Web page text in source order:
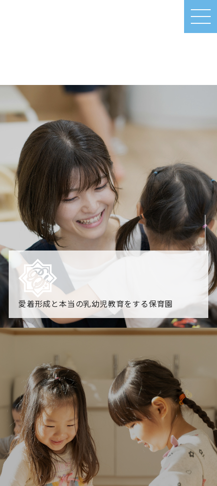
MEN
U
愛着形成と本当の乳幼児教育をする保育園
園からのお知らせ
「すくすく子育て」でリトルスター保育園が紹介されま
各園のブログ
2026.08.06 赤しそジュース作り～にじ組～2026.08.0
5 【そら組】誕生会
一覧を見る